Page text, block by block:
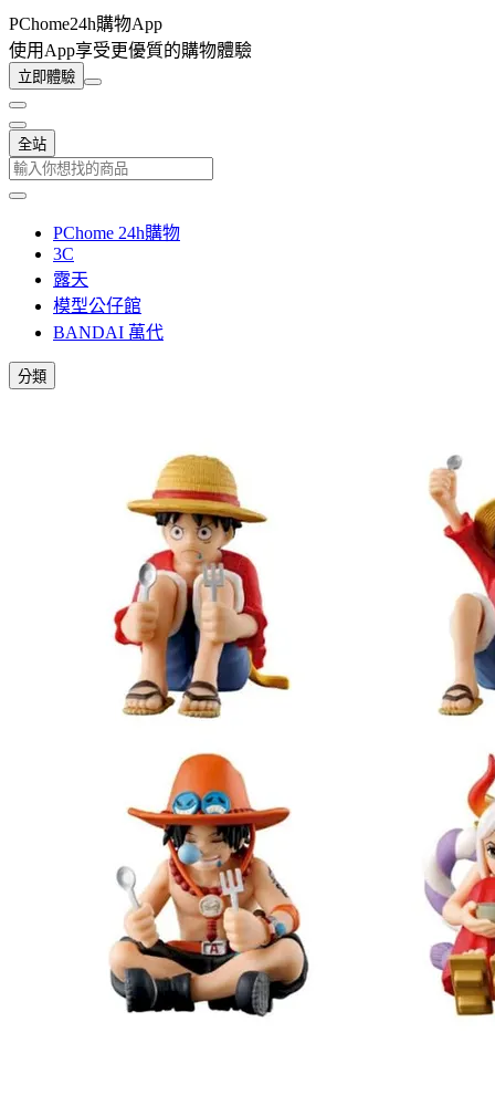
PChome24h購物App
使用App享受更優質的購物體驗
立即體驗
全站
PChome 24h購物
3C
露天
模型公仔館
BANDAI 萬代
分類